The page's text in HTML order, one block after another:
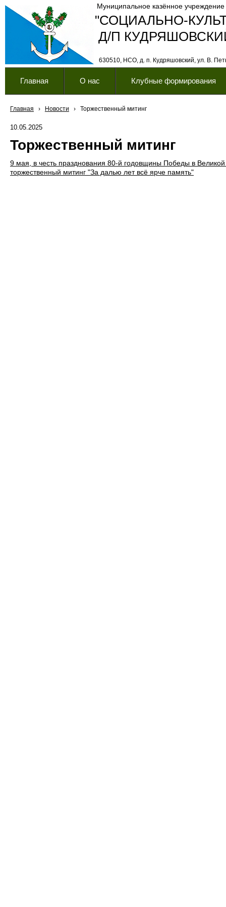
"СОЦИАЛЬНО-
630510, НСО, д. п. Кудряшовский, ул. В.
Муниципальное казённое учреждение
Д/П
Главная О нас Клубные формирования
Главная › Новости › Торжественный митинг
10.05.2025
Торжественный митинг
9 мая, в честь празднования 80-й годовщины Победы в
торжественный митинг "За далью лет всё ярче память"